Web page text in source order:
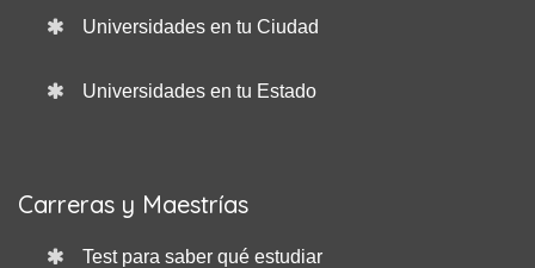
Universidades en tu Ciudad
Universidades en tu Estado
Carreras y Maestrías
Test para saber qué estudiar